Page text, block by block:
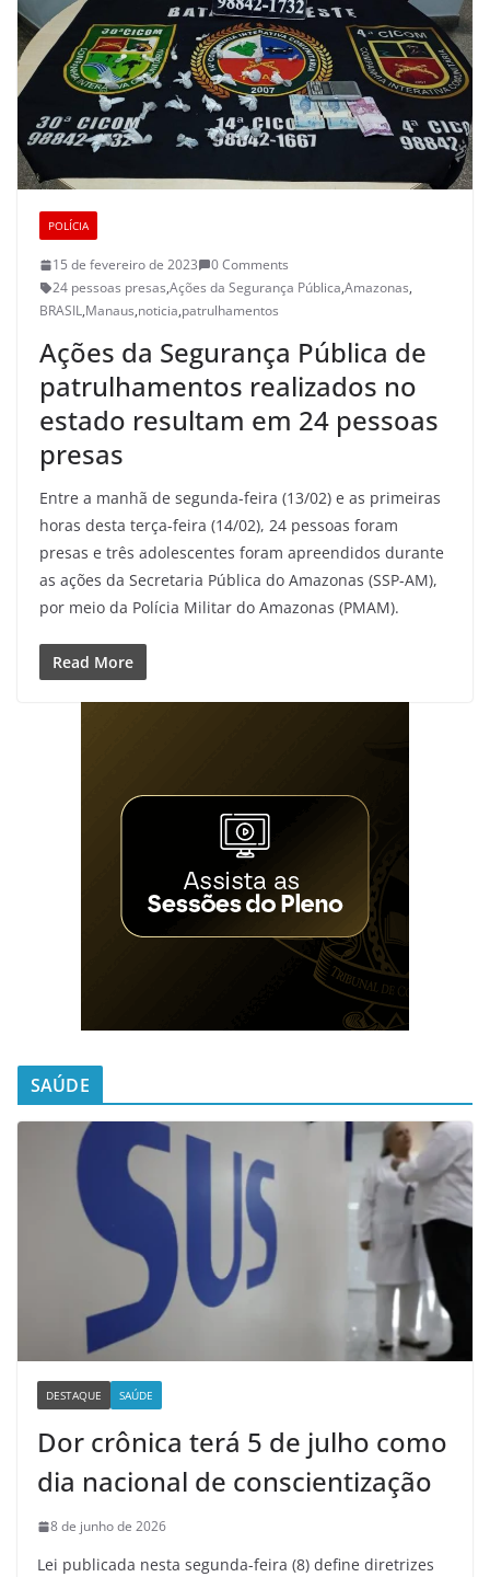
POLÍCIA
15 de fevereiro de 2023
0 Comments
24 pessoas presas,Ações da Segurança Pública,Amazonas,
BRASIL,Manaus,noticia,patrulhamentos
Ações da Segurança Pública de
patrulhamentos realizados no
estado resultam em 24 pessoas
presas
Entre a manhã de segunda-feira (13/02) e as primeiras
horas desta terça-feira (14/02), 24 pessoas foram
presas e três adolescentes foram apreendidos durante
as ações da Secretaria Pública do Amazonas (SSP-AM),
por meio da Polícia Militar do Amazonas (PMAM).
Read More
SAÚDE
DESTAQUE SAÚDE
Dor crônica terá 5 de julho como
dia nacional de conscientização
8 de junho de 2026
Lei publicada nesta segunda-feira (8) define diretrizes